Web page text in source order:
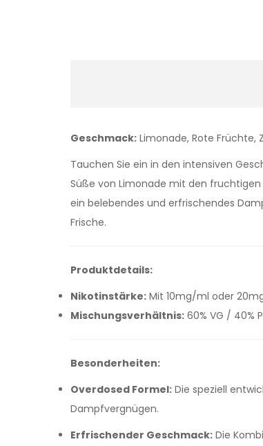
Geschmack: Limonade, Rote Früchte,
Tauchen Sie ein in den intensiven
Süße von Limonade mit den
ein belebendes und erfrischendes
Frische.
Produktdetails:
Nikotinstärke: Mit 10mg/ml oder
Mischungsverhältnis: 60% VG / 40%
Besonderheiten:
Overdosed Formel: Die speziell
Dampfvergnügen.
Erfrischender Geschmack: Die